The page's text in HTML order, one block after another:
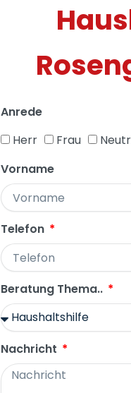
Anrede
Herr
Frau
Vorname
Telefon
Beratung Thema..
Nachricht